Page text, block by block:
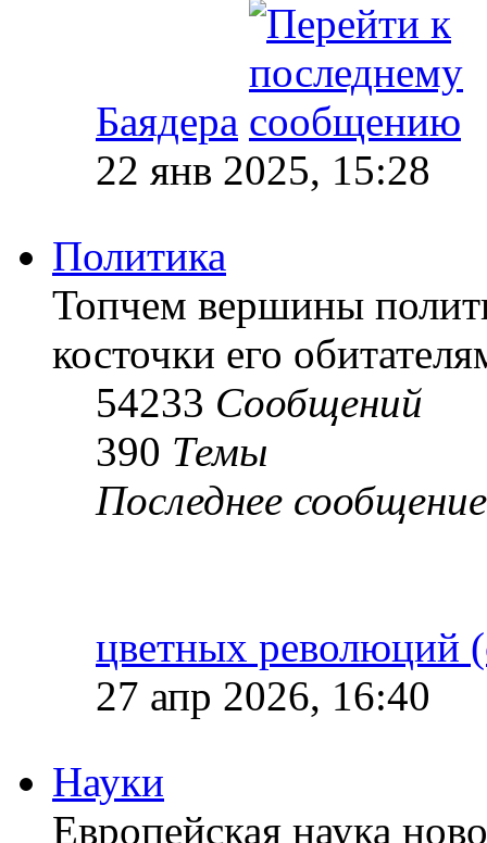
Баядера
22 янв 2025, 15:28
Политика
Топчем вершины
косточки его
54233 Сообщений
390 Темы
Последнее сообщение
цветных революций
27 апр 2026, 16:40
Науки
Европейская наука